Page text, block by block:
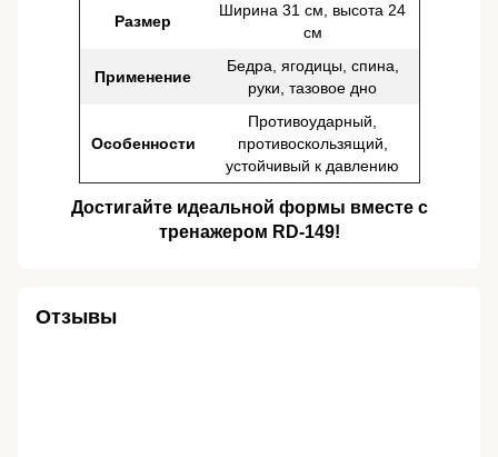
Размер
Ширина 31 см, высота 24
см
Применение
Бедра, ягодицы, спина,
руки, тазовое дно
Особенности
Противоударный,
противоскользящий,
устойчивый к давлению
Достигайте идеальной формы вместе с
тренажером RD-149!
Отзывы